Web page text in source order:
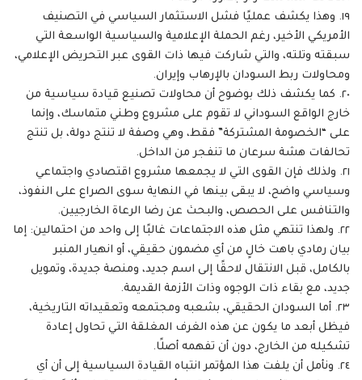
١٩. وهذا يكشف عمليًا فشل الاستثمار السياسي في التصنيف
الأمريكي الأخير، رغم الحملة الإعلامية والسياسية الواسعة التي
سبقته وتلته، والتي شاركت فيها ذات القوى عبر التحريض الإعلامي،
ومحاولات ربط السودان بالإرهاب وإيران.
٢٠. كما يكشف ذلك بوضوح أن محاولات تصنيع قيادة سياسية من
خارج الواقع السوداني لا تقوم على مشروع وطني متماسك، وإنما
على “الخصومة المشتركة” فقط، وهي وصفة لا تنتج دولة، بل تنتج
تحالفات هشة سرعان ما تنفجر من الداخل.
٢١. ولذلك فإن القوى التي لا يجمعها مشروع اقتصادي واجتماعي
وسياسي واضح، لا يبقى بينها في النهاية سوى الصراع على النفوذ،
والتنافس على الحصص، والبحث عن رضا الرعاة الخارجيين.
٢٢. ولهذا تنتهي مثل هذه الاجتماعات غالبًا إلى واحد من احتمالين: إما
بيان رمادي باهت خالٍ من أي مضمون حقيقي، أو انهيار المنبر
بالكامل، قبل الانتقال لاحقًا إلى اسم جديد، ومنصة جديدة، وتمويل
جديد، مع بقاء ذات الوجوه وذات الأزمة القديمة.
٢٣. أما السودان الحقيقي، بشعبه ومجتمعه وتعقيداته التاريخية،
فيظل أبعد ما يكون عن هذه الغرف المغلقة التي تحاول إعادة
تشكيله من الخارج، دون أن تفهمه أصلًا.
٢٤. ونأمل أن يلفت هذا المؤتمر انتباه القيادة السياسية إلى أن أي